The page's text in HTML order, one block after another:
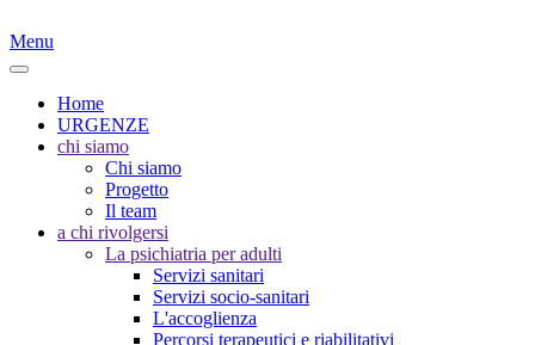
Menu
Home
URGENZE
chi siamo
Chi siamo
Progetto
Il team
a chi rivolgersi
La psichiatria per adulti
Servizi sanitari
Servizi socio-sanitari
L'accoglienza
Percorsi terapeutici e riabilitativi